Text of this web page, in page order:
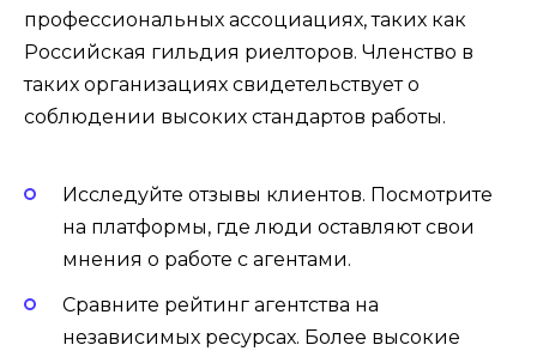
профессиональных ассоциациях, таких как
Российская гильдия риелторов. Членство в
таких организациях свидетельствует о
соблюдении высоких стандартов работы.
Исследуйте отзывы клиентов. Посмотрите
на платформы, где люди оставляют свои
мнения о работе с агентами.
Сравните рейтинг агентства на
независимых ресурсах. Более высокие